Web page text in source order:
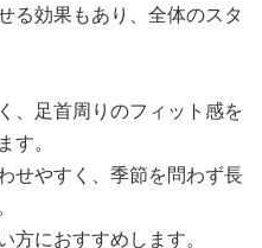
る効果もあり、全体のスタ
、足首周りのフィット感を
。
せやすく、季節を問わず長
におすすめします。